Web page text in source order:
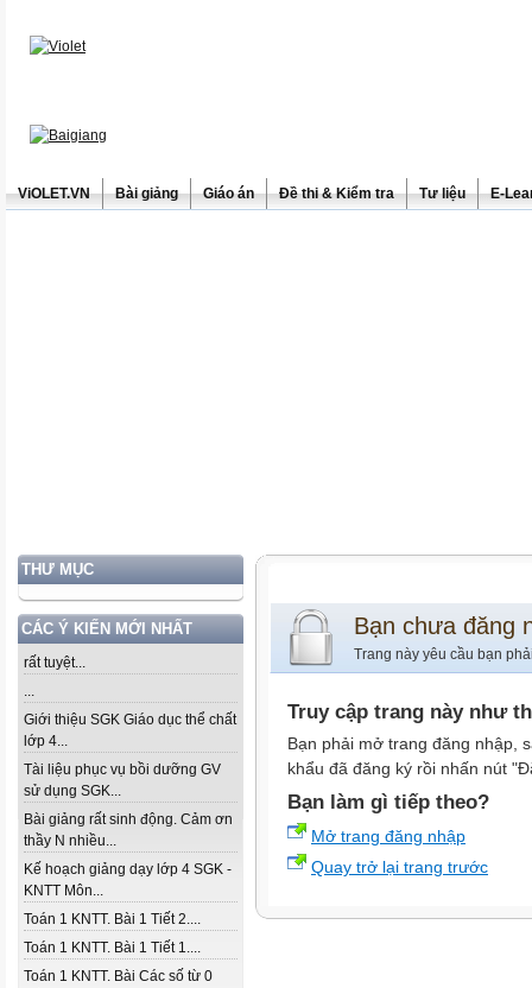
ViOLET.VN Bài giảng Giáo án Đề thi & Kiểm tra Tư liệu E-
THƯ MỤC
CÁC Ý KIẾN MỚI NHẤT
rất tuyệt...
...
Giới thiệu SGK Giáo dục thể chất
lớp 4...
Tài liệu phục vụ bồi dưỡng GV
sử dụng SGK...
Bài giảng rất sinh động. Cảm ơn
thầy N nhiều...
Kế hoạch giảng dạy lớp 4 SGK -
KNTT Môn...
Toán 1 KNTT. Bài 1 Tiết 2....
Toán 1 KNTT. Bài 1 Tiết 1....
Toán 1 KNTT. Bài Các số từ 0
Bạn chưa đăng
Trang này yêu cầu bạn
Truy cập trang này như
Bạn phải mở trang đăng nhập,
khẩu đã đăng ký rồi nhấn nút
Bạn làm gì tiếp theo?
Mở trang đăng nhập
Quay trở lại trang trước